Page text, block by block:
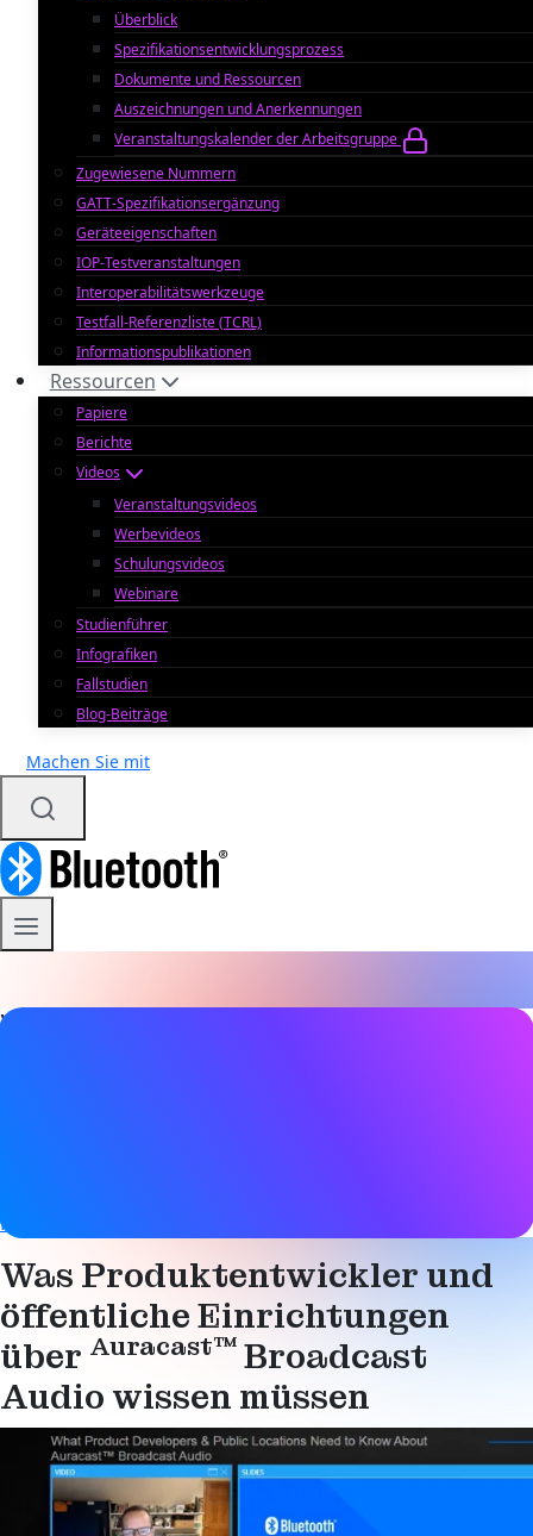
Überblick
Spezifikationsentwicklungsprozess
Dokumente und Ressourcen
Auszeichnungen und Anerkennungen
Veranstaltungskalender der Arbeitsgruppe
Zugewiesene Nummern
GATT-Spezifikationsergänzung
Geräteeigenschaften
IOP-Testveranstaltungen
Interoperabilitätswerkzeuge
Testfall-Referenzliste (TCRL)
Informationspublikationen
Ressourcen
Papiere
Berichte
Videos
Veranstaltungsvideos
Werbevideos
Schulungsvideos
Webinare
Studienführer
Infografiken
Fallstudien
Blog-Beiträge
Machen Sie mit
Video-Details
Hörgeräte
Was Produktentwickler und
öffentliche Einrichtungen
über Auracast™ Broadcast
Audio wissen müssen